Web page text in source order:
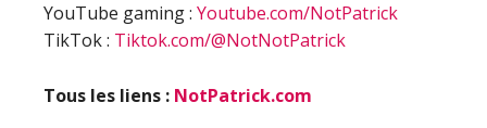
YouTube gaming : Youtube.com/NotPatrick
TikTok : Tiktok.com/@NotNotPatrick
Tous les liens : NotPatrick.com